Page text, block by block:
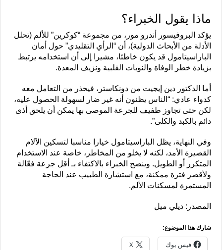
ماذا يقول الخبراء؟
يؤكد البروفيسور أندرو مور، من مجموعة “كوكرين” للألم (تحلل
الأدلة من الأبحاث الدولية)، أن “الرأي التقليدي” حول أمان
الباراسيتامول قد يكون خاطئا، مشيرا إلى أن استخدامه يرتبط
بزيادة خطر الوفاة والنوبات القلبية ونزيف المعدة.
أما الدكتور دين إيجيت من دونكاستر، فيحذر من التعامل معه
كدواء عادي: “الناس يظنون أنه غير ضار لسهولة الحصول عليه،
لكن حتى تجاوز طفيف للجرعة الموصى بها يمكن أن يلحق أذى
دائم بالكبد والكلى”.
وفي النهاية، يظل الباراسيتامول خيارا مناسبا لتسكين الآلام
القصيرة الأمد، لكنه لا يخلو من المخاطر، خاصة عند الاستخدام
المتكرر أو الطويل. وينصح الخبراء بالاكتفاء بـ أقل جرعة فعّالة
ولأقصر فترة ممكنة، مع استشارة الطبيب عند الحاجة
المستمرة لمسكنات الألم.
المصدر: ديلي ميل
شارك هذا الموضوع:
فيس بوك X